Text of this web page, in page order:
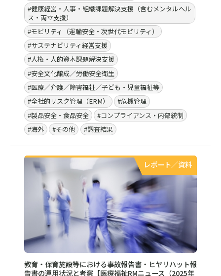
#健康経営・人事・組織課題解決支援（含むメンタルヘル
ス・両立支援）
#モビリティ（運輸安全・次世代モビリティ）
#サステナビリティ経営支援
#人権・人的資本課題解決支援
#安全文化醸成／労働安全衛生
#医療／介護／障害福祉／子ども・児童福祉等
#全社的リスク管理（ERM）
#危機管理
#製品安全・食品安全
#コンプライアンス・内部統制
#海外
#その他 #調査結果
レポート／資料
教育・保育施設等における事故報告書・ヒヤリハット報
告書の運用状況と考察【医療福祉RMニュース（2025年